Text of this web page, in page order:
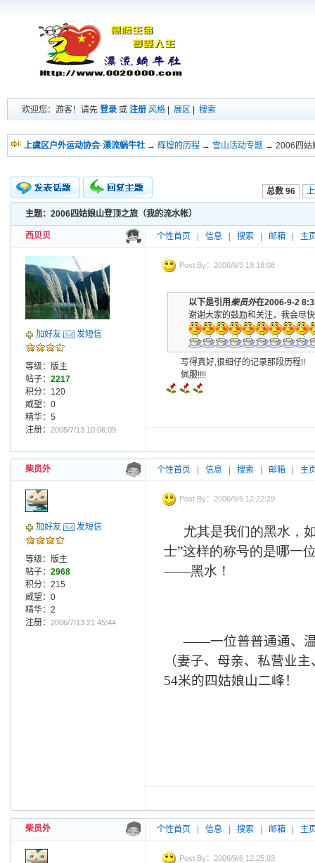
欢迎您：游客！请先 登录 或 注册 风格 展区 搜索
上虞区户外运动协会·漂流蜗牛社 → 辉煌的历程 → 雪山活动专题 → 2006四姑
新的主题
投票帖
小字报
总数 96
主题：2006四姑娘山登顶之旅（我的流水帐）
西贝贝 个性首页 信息 搜索 邮箱 主
加好友 发短信
等级：版主
帖子： 2217
积分：120
威望：0
精华：5
注册： 2005/7/13 10:06:09
Post By：2006/9/3 19:18:08
以下是引用柴员外在2006-9-2
谢谢大家的鼓励和关注，我会尽
写得真好,很细仔的记录那段历程!!
佩服!!!!
柴员外 个性首页 信息 搜索 邮箱 主
加好友 发短信
等级：版主
帖子： 2968
积分：215
威望：0
精华：2
注册： 2006/7/13 21:45:44
Post By：2006/9/6 12:22:29
尤其是我们的黑水，
士”这样的称号的是哪一
——黑水！
——一位普普通通、温
（妻子、母亲、私营业
54米的四姑娘山二峰！
柴员外 个性首页 信息 搜索 邮箱 主
Post By：2006/9/6 12:25:03